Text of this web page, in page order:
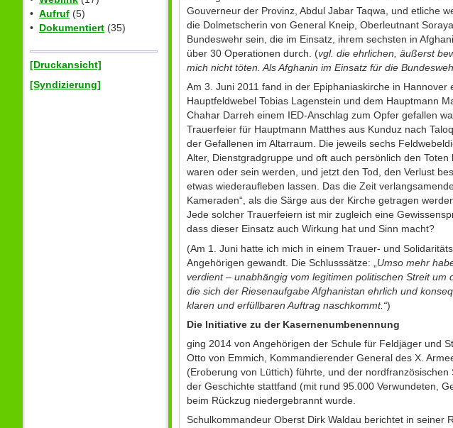
• Aufruf (5)
• Dokumentiert (35)
[Druckansicht]
[Syndizierung]
Gouverneur der Provinz, Abdul Jabar Taqwa, und etliche
die Dolmetscherin von General Kneip, Oberleutnant
Bundeswehr sein, die im Einsatz, ihrem sechsten in
über 30 Operationen durch. (vgl. die ehrlichen, äußerst
mich nicht töten. Als Afghanin im Einsatz für die
Am 3. Juni 2011 fand in der Epiphaniaskirche in
Hauptfeldwebel Tobias Lagenstein und dem Hauptmann
Chahar Darreh einem IED-Anschlag zum Opfer gefallen
Trauerfeier für Hauptmann Matthes aus Kunduz nach
der Gefallenen im Altarraum. Die jeweils sechs
Alter, Dienstgradgruppe und oft auch persönlich den
waren oder sein werden, und jetzt den Tod, den Verlust
etwas wiederaufleben lassen. Das die Zeit
Kameraden“, als die Särge aus der Kirche getragen
Jede solcher Trauerfeiern ist mir zugleich eine
dass dieser Einsatz auch Wirkung hat und Sinn macht?
(Am 1. Juni hatte ich mich in einem Trauer- und
Angehörigen gewandt. Die Schlusssätze: „ Umso mehr
verdient – unabhängig vom legitimen politischen Streit um
die sich der Riesenaufgabe Afghanistan ehrlich und
klaren und erfüllbaren Auftrag naschkommt.“)
Die Initiative zu der Kasernenumbenennung
ging 2014 von Angehörigen der Schule für Feldjäger und
Otto von Emmich, Kommandierender General des X.
(Eroberung von Lüttich) führte, und der
der Geschichte stattfand (mit rund 95.000 Verwundeten,
beim Rückzug niedergebrannt wurde.
Schulkommandeur Oberst Dirk Waldau berichtet in seiner